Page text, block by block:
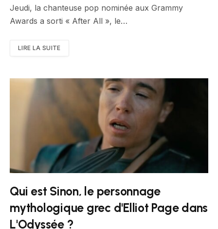
Jeudi, la chanteuse pop nominée aux Grammy
Awards a sorti « After All », le…
LIRE LA SUITE
Qui est Sinon, le personnage
mythologique grec d'Elliot Page dans
L'Odyssée ?